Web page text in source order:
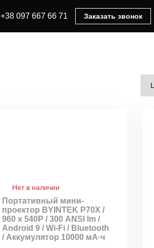
+38 097 667 66 71 Заказать звонок
Нет в наличии
Портативный мини-
проектор BYINTEK P70X /
960 х 540Р / 300 ANSI lm /
Android 9 / Wi-Fi / Bluetooth
/ Аккумулятор 10000 мА·ч